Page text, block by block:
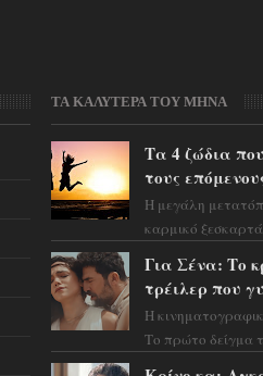
ΤΑ ΚΑΛΥΤΕΡΑ ΤΟΥ ΜΗΝΑ
Τα 4 ζώδια
τους
Η μεγάλη
καρμικό
προειδοποιεί: οι
Για Σένα: Το
τρέιλερ που
Η
Το πρώτο δείγμα